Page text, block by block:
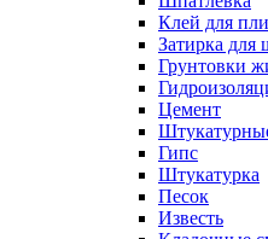
Клей для
Затирка для
Грунтовки
Цемент
Гипс
Штукатурка
Песок
Известь